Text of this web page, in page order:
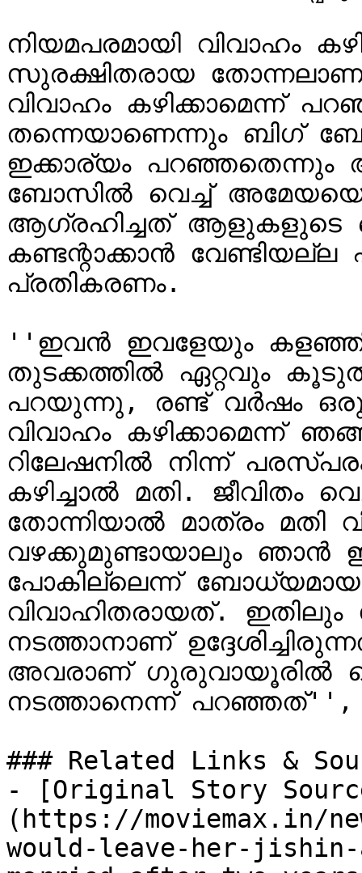
നിയമപരമായി വിവാഹം
സുരക്ഷിതരായ
വിവാഹം കഴിക്കാമെന്ന്
തന്നെയാണെന്നും ബിഗ്
ഇക്കാര്യം
ബോസിൽ വെച്ച് അമേയയെ
ആഗ്രഹിച്ചത് ആളുകളുടെ
കണ്ടന്റാക്കാൻ വേണ്ടിയല്ല
പ്രതികരണം.
''ഇവൻ ഇവളേയും
തുടക്കത്തിൽ ഏറ്റവും
പറയുന്നു, രണ്ട് വർഷം
വിവാഹം കഴിക്കാമെന്ന്
റിലേഷനിൽ നിന്ന്
കഴിച്ചാൽ മതി. ജീവിതം
തോന്നിയാൽ മാത്രം മതി
വഴക്കുമുണ്ടായാലും ഞാൻ
പോകില്ലെന്ന്
വിവാഹിതരായത്. ഇതിലും
നടത്താനാണ്
അവരാണ് ഗുരുവായൂരിൽ
നടത്താനെന്ന് പറഞ്ഞത്'',
### Related Links &
- [Original Story
(https://moviemax.in/
would-leave-her-jishin-